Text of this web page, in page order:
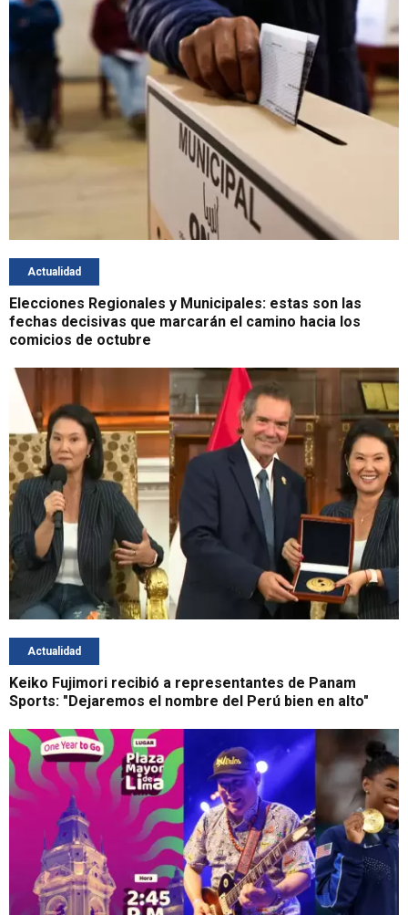
Actualidad
Elecciones Regionales y Municipales: estas son las
fechas decisivas que marcarán el camino hacia los
comicios de octubre
Actualidad
Keiko Fujimori recibió a representantes de Panam
Sports: "Dejaremos el nombre del Perú bien en alto"